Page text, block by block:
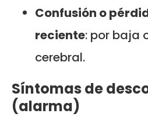
Confusión o
reciente: por baja
cerebral.
Síntomas de
(alarma)